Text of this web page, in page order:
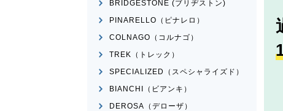
BRIDGESTONE (ブリヂストン)
PINARELLO（ピナレロ）
COLNAGO（コルナゴ）
TREK（トレック）
SPECIALIZED（スペシャライズド）
BIANCHI（ビアンキ）
DEROSA（デローザ）